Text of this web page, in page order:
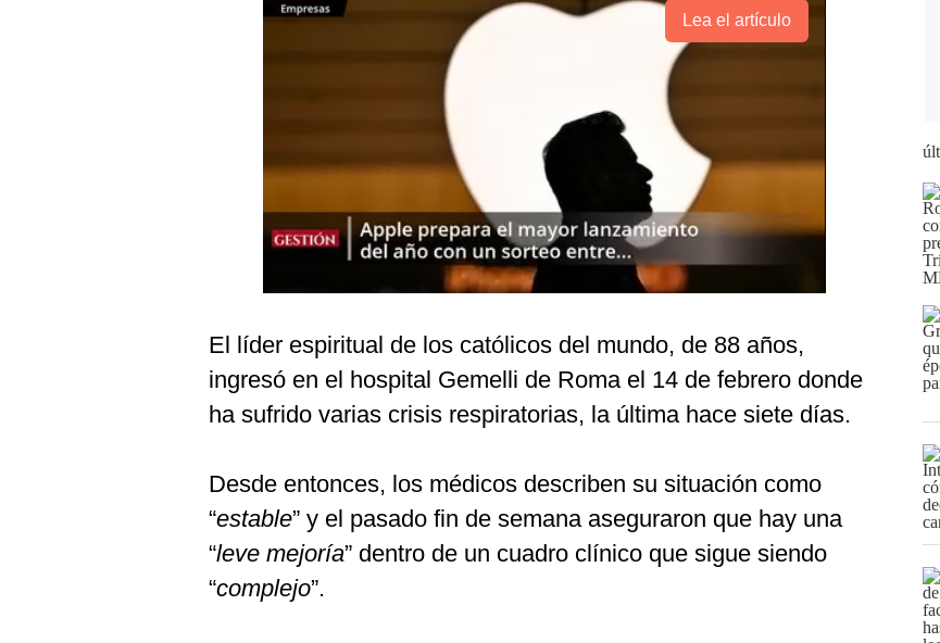
Lea el artículo
El líder espiritual de los católicos del mundo, de 88 años,
ingresó en el hospital Gemelli de Roma el 14 de febrero donde
ha sufrido varias crisis respiratorias, la última hace siete días.
Desde entonces, los médicos describen su situación como
“estable” y el pasado fin de semana aseguraron que hay una
“leve mejoría” dentro de un cuadro clínico que sigue siendo
“complejo”.